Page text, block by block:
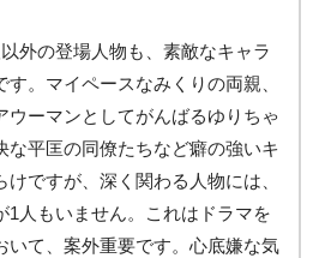
外の登場人物も、素敵なキャラ
す。マイペースなみくりの両親、
ウーマンとしてがんばるゆりちゃ
な平匡の同僚たちなど癖の強いキ
けですが、深く関わる人物には、
1人もいません。これはドラマを
いて、案外重要です。心底嫌な気